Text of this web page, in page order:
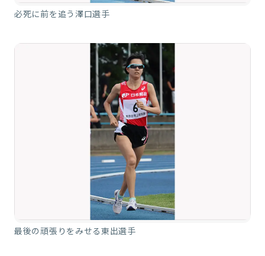
必死に前を追う澤口選手
最後の頑張りをみせる東出選手